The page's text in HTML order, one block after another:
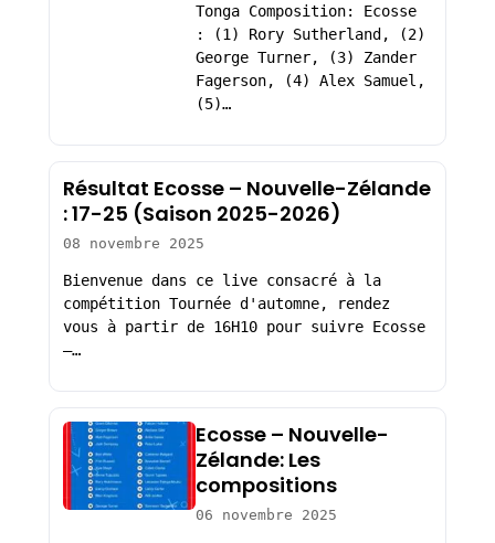
Tonga Composition: Ecosse
: (1) Rory Sutherland, (2)
George Turner, (3) Zander
Fagerson, (4) Alex Samuel,
(5)…
Résultat Ecosse – Nouvelle-Zélande
: 17-25 (Saison 2025-2026)
08 novembre 2025
Bienvenue dans ce live consacré à la
compétition Tournée d'automne, rendez
vous à partir de 16H10 pour suivre Ecosse
–…
Ecosse – Nouvelle-
Zélande: Les
compositions
06 novembre 2025